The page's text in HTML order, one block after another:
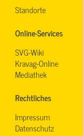
Standorte
Online-Services
SVG-Wiki
Kravag-Online
Mediathek
Rechtliches
Impressum
Datenschutz